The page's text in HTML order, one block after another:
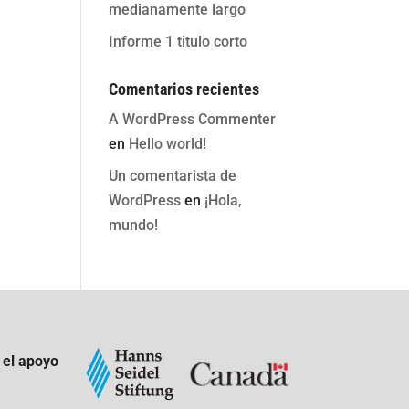
medianamente largo
Informe 1 titulo corto
Comentarios recientes
A WordPress Commenter
en Hello world!
Un comentarista de
WordPress en ¡Hola,
mundo!
el apoyo